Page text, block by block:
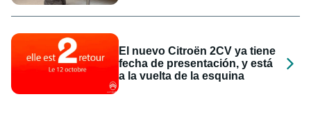
El nuevo Citroën 2CV ya tiene
fecha de presentación, y está
a la vuelta de la esquina